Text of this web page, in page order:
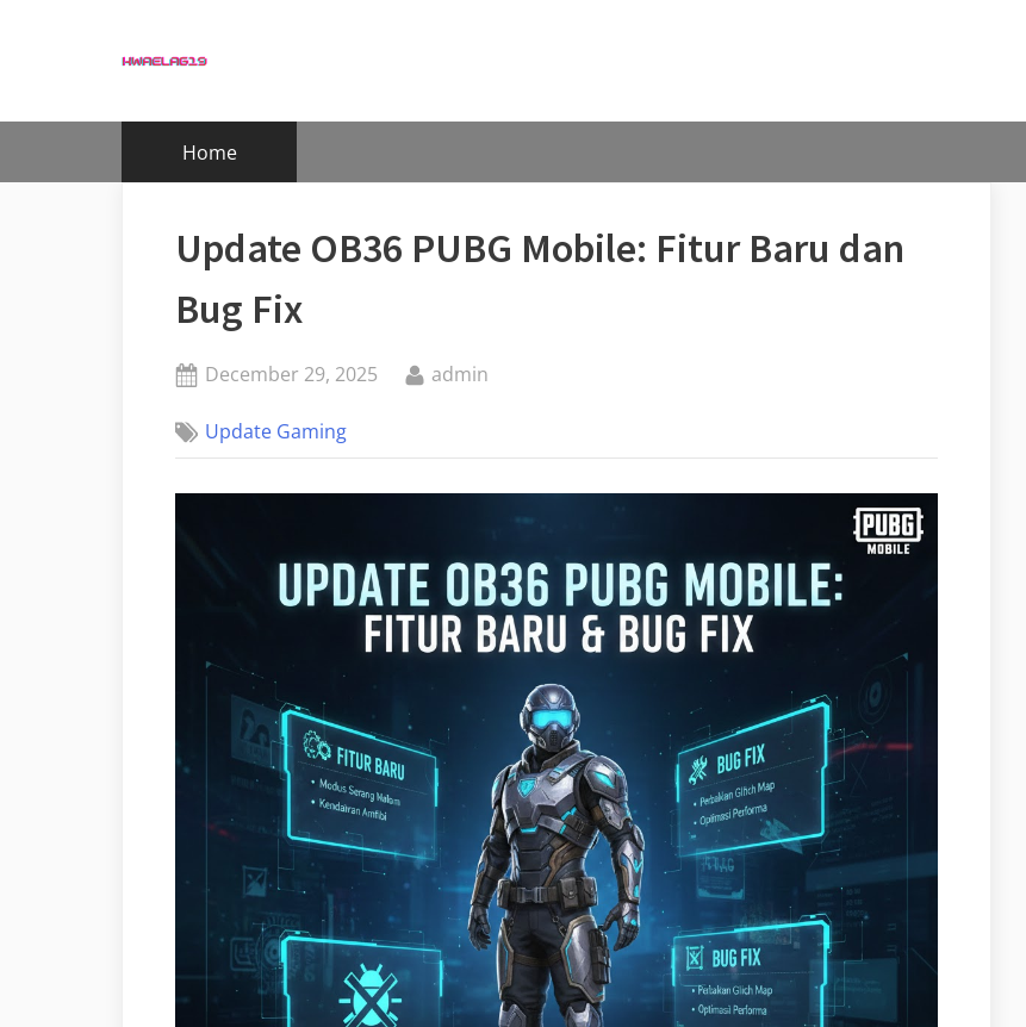
Home
Update OB36 PUBG Mobile: Fitur Baru dan
Bug Fix
Posted
December 29, 2025 By
admin
Update Gaming